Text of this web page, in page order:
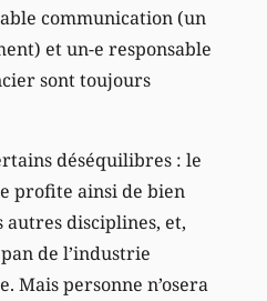
communication (un
et un-e responsable
sont toujours
déséquilibres : le
profite ainsi de bien
autres disciplines, et,
de l’industrie
Mais personne n’osera